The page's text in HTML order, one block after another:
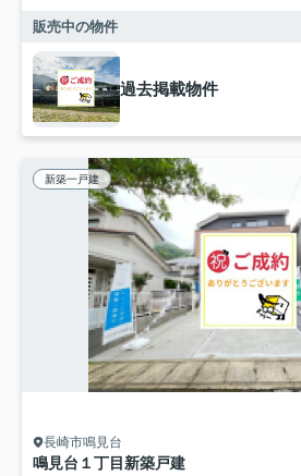
販売中の物件
過去掲載物件
新築一戸建
長崎市鳴見台
鳴見台１丁目新築戸建